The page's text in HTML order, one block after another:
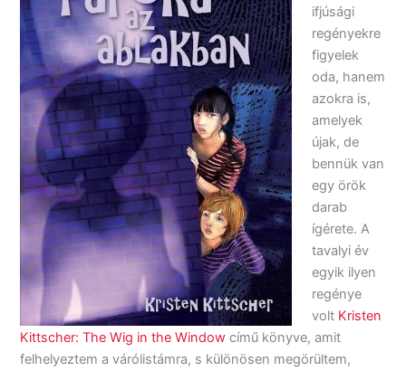
ifjúsági
regényekre
figyelek
oda, hanem
azokra is,
amelyek
újak, de
bennük van
egy örök
darab
ígérete. A
tavalyi év
egyik ilyen
regénye
volt Kristen
Kittscher: The Wig in the Window című könyve, amit
felhelyeztem a várólistámra, s különösen megörültem,